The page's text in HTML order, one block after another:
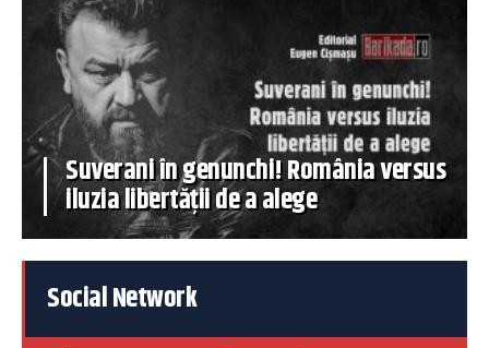
Suverani în genunchi! România versus
iluzia libertății de a alege
Social Network